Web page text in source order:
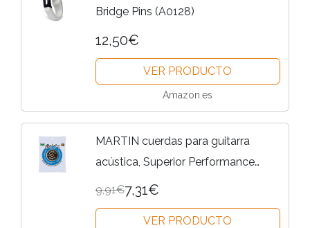
Bridge Pins (A0128)
12,50€
VER PRODUCTO
Amazon.es
MARTIN cuerdas para guitarra
acústica, Superior Performance
Extra Light 10-47, 92/8 bronce
9,91€7,31€
VER PRODUCTO